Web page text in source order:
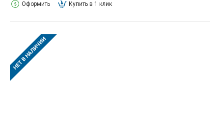
Оформить Купить в 1 клик
НЕТ В НАЛИЧИИ